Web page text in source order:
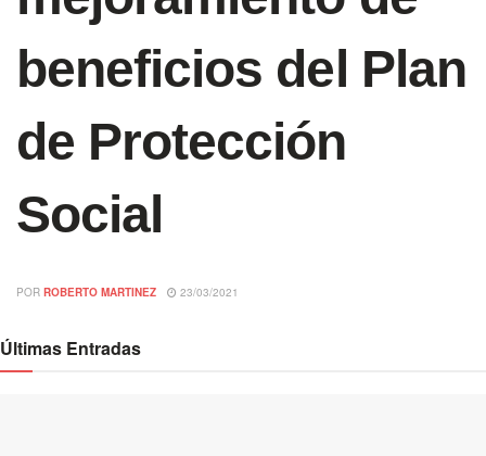
beneficios del Plan
de Protección
Social
POR ROBERTO MARTINEZ 23/03/2021
Últimas Entradas